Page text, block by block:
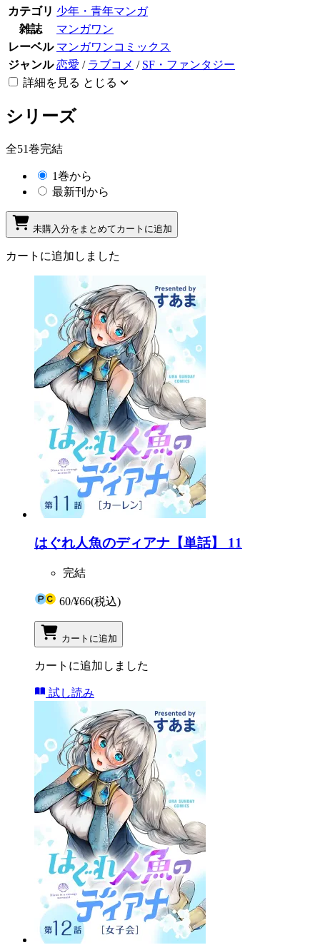
カテゴリ 少年・青年マンガ
雑誌
マンガワン
レーベル マンガワンコミックス
ジャンル 恋愛 / ラブコメ / SF・ファンタジー
詳細を見る とじる
シリーズ
全51巻完結
1巻から
最新刊から
未購入分をまとめてカートに追加
カートに追加しました
はぐれ人魚のディアナ【単話】 11
完結
60/¥66(税込)
カートに追加
カートに追加しました
試し読み